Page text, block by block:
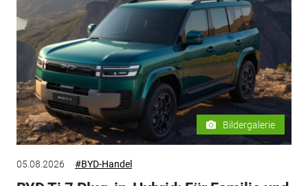
Bildergalerie
05.08.2026 #BYD-Handel